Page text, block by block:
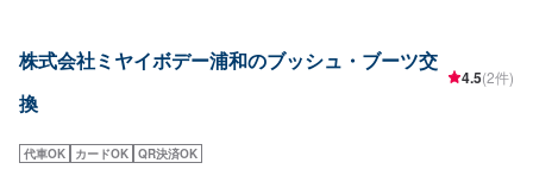
株式会社ミヤイボデー浦和のブッシュ・ブーツ交
換
4.5(2件)
代車OK カードOK QR決済OK